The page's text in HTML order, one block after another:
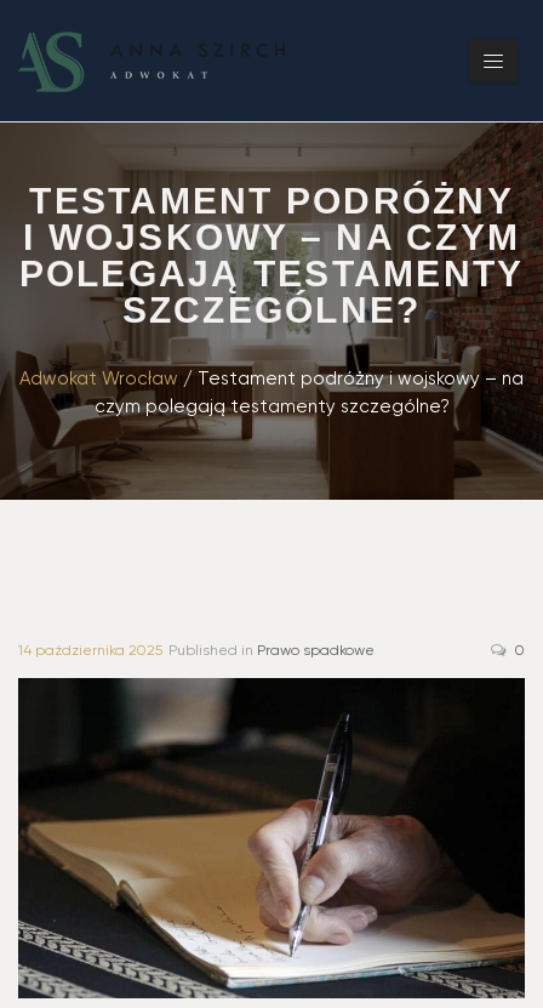
TESTAMENT PODRÓŻNY
I WOJSKOWY – NA CZYM
POLEGAJĄ TESTAMENTY
SZCZEGÓLNE?
Adwokat Wrocław / Testament podróżny i wojskowy – na
czym polegają testamenty szczególne?
14 października 2025 Published in Prawo spadkowe 0